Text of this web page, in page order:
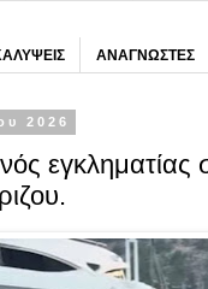
ΑΝΑΓΝΩΣΤΕΣ
2026
εγκληματίας